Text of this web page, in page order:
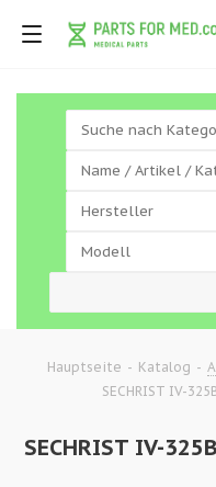
Hauptseite - Katalog -
SECHRIST IV-
SECHRIST IV-